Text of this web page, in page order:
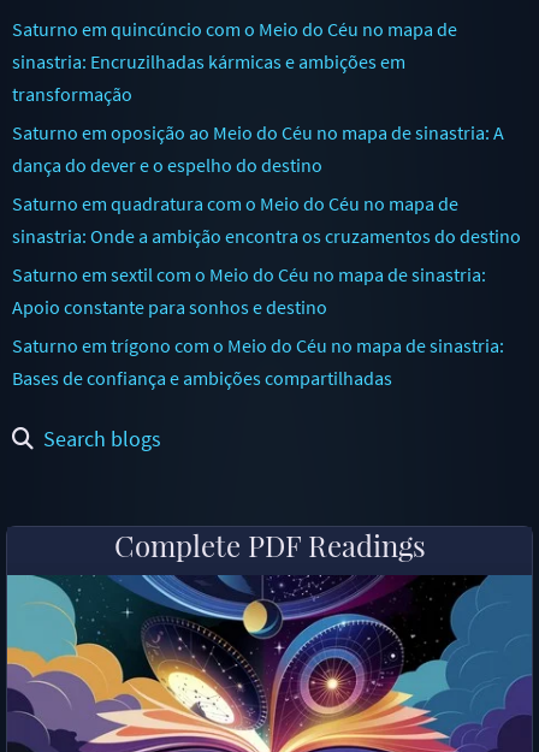
Saturno em quincúncio com o Meio do Céu no mapa de
sinastria: Encruzilhadas kármicas e ambições em
transformação
Saturno em oposição ao Meio do Céu no mapa de sinastria: A
dança do dever e o espelho do destino
Saturno em quadratura com o Meio do Céu no mapa de
sinastria: Onde a ambição encontra os cruzamentos do destino
Saturno em sextil com o Meio do Céu no mapa de sinastria:
Apoio constante para sonhos e destino
Saturno em trígono com o Meio do Céu no mapa de sinastria:
Bases de confiança e ambições compartilhadas
Search blogs
Complete PDF Readings